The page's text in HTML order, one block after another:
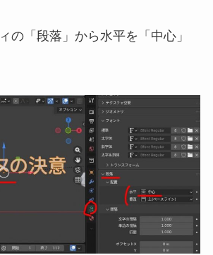
の「段落」から水平を「中心」